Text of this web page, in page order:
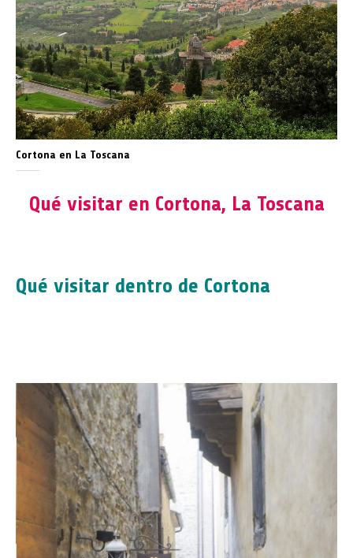
Cortona en La Toscana
Qué visitar en Cortona, La Toscana
Qué visitar dentro de Cortona